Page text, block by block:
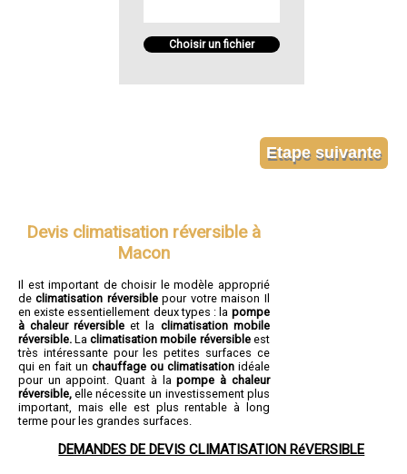
Choisir un fichier
Devis climatisation réversible à
Macon
Il est important de choisir le modèle approprié
declimatisation réversiblepour votre maison Il
en existe essentiellement deux types : la pompe
à chaleur réversible et la climatisation mobile
réversible.Laclimatisation mobile réversibleest
très intéressante pour les petites surfaces ce
qui en fait un chauffage ou climatisationidéale
pour un appoint. Quant à lapompe à chaleur
réversible, elle nécessite un investissement plus
important, mais elle est plus rentable à long
terme pour les grandes surfaces.
DEMANDES DE DEVIS CLIMATISATION RéVERSIBLE